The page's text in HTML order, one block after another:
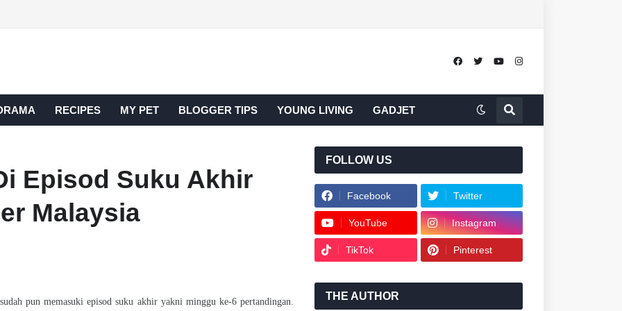
RECIPES MY PET BLOGGER TIPS YOUNG LIVING GADJET
Episod Suku Akhir
Malaysia
pun memasuki episod suku akhir yakni minggu ke-6 pertandingan.
FOLLOW US
Facebook Twitter
YouTube Instagram
TikTok Pinterest
THE AUTHOR